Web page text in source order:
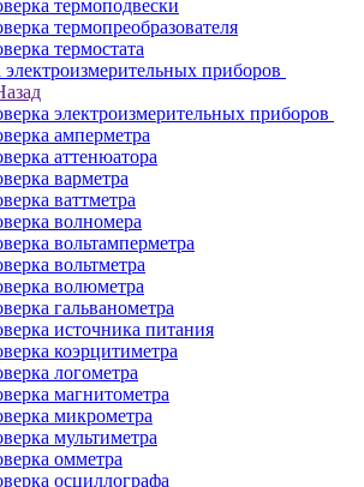
термоподвески
термопреобразователя
термостата
приборов
электроизмерительных приборов
амперметра
аттенюатора
варметра
ваттметра
волномера
вольтамперметра
вольтметра
волюметра
гальванометра
источника питания
коэрцитиметра
логометра
магнитометра
микрометра
мультиметра
омметра
осциллографа